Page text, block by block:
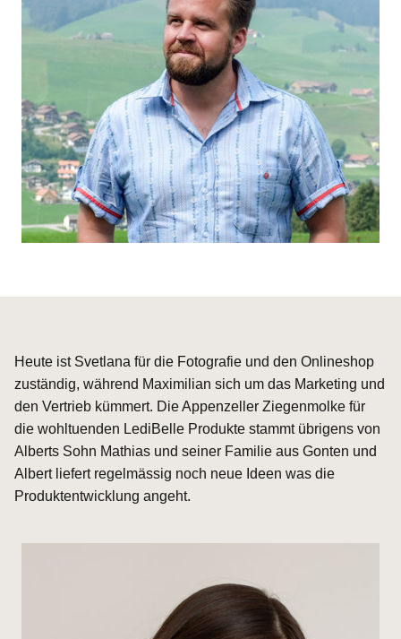
Heute ist Svetlana für die Fotografie und den Onlineshop
zuständig, während Maximilian sich um das Marketing und
den Vertrieb kümmert. Die Appenzeller Ziegenmolke für
die wohltuenden LediBelle Produkte stammt übrigens von
Alberts Sohn Mathias und seiner Familie aus Gonten und
Albert liefert regelmässig noch neue Ideen was die
Produktentwicklung angeht.